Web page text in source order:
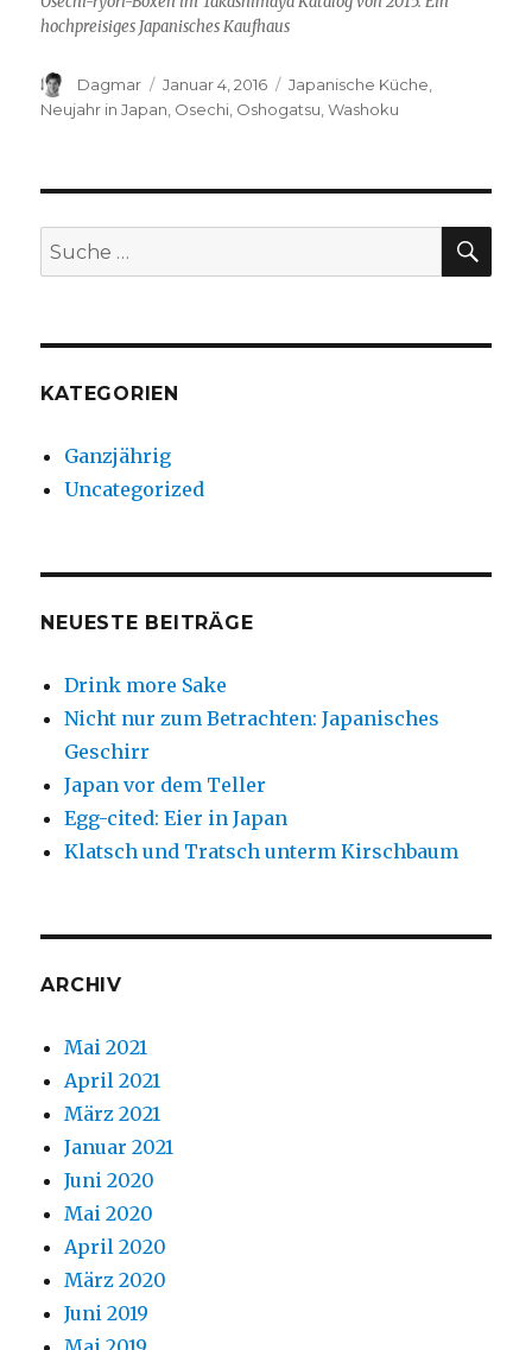
hochpreisiges Japanisches Kaufhaus
Autor
Dagmar
Veröffentlicht
am
Januar 4, 2016 Schlagwörter
Japanische Küche,
Neujahr in Japan, Osechi, Oshogatsu,Washoku
Suche
nach:
KATEGORIEN
Ganzjährig
Uncategorized
NEUESTE BEITRÄGE
Drink more Sake
Nicht nur zum Betrachten: Japanisches
Geschirr
Japan vor dem Teller
Egg-cited: Eier in Japan
Klatsch und Tratsch unterm Kirschbaum
ARCHIV
Mai 2021
April 2021
März 2021
Januar 2021
Juni 2020
Mai 2020
April 2020
März 2020
Juni 2019